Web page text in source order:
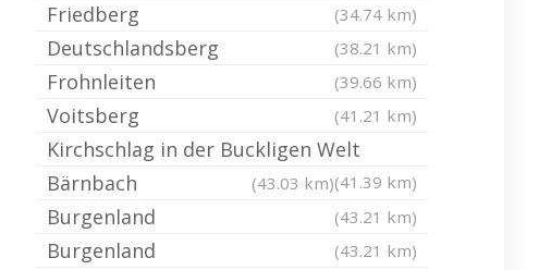
Friedberg (34.74 km)
Deutschlandsberg (38.21 km)
Frohnleiten (39.66 km)
Voitsberg (41.21 km)
Kirchschlag in der Buckligen Welt
(41.39 km)
Bärnbach (43.03 km)
Burgenland (43.21 km)
Burgenland (43.21 km)